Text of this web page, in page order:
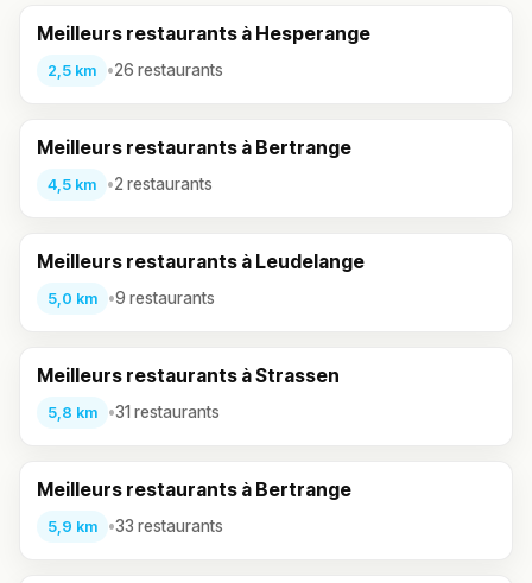
Meilleurs restaurants à Hesperange
2,5 km •26 restaurants
Meilleurs restaurants à Bertrange
4,5 km •2 restaurants
Meilleurs restaurants à Leudelange
5,0 km •9 restaurants
Meilleurs restaurants à Strassen
5,8 km •31 restaurants
Meilleurs restaurants à Bertrange
5,9 km •33 restaurants